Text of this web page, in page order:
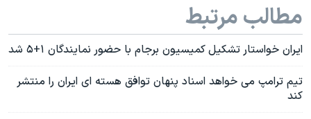
مطالب مرتبط
ایران خواستار تشکیل کمیسیون برجام با حضور نمایندگان ۱+۵ شد
تیم ترامپ می خواهد اسناد پنهان توافق هسته ای ایران را منتشر
کند